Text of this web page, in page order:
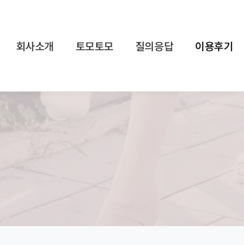
회사소개 토모토모 질의응답 이용후기